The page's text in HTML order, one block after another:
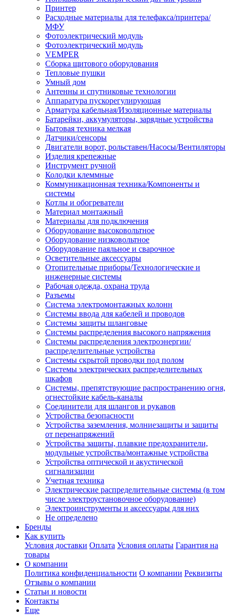
Принтер
Расходные материалы для телефакса/принтера/
МФУ
Фотоэлектрический модуль
Фотоэлектрический модуль
VEMPER
Сборка щитового оборудования
Тепловые пушки
Умный дом
Антенны и спутниковые технологии
Аппаратура пускорегулирующая
Арматура кабельная/Изоляционные материалы
Батарейки, аккумуляторы, зарядные устройства
Бытовая техника мелкая
Датчики/сенсоры
Двигатели ворот, рольставен/Насосы/Вентиляторы
Изделия крепежные
Инструмент ручной
Колодки клеммные
Коммуникационная техника/Компоненты и
системы
Котлы и обогреватели
Материал монтажный
Материалы для подключения
Оборудование высоковольтное
Оборудование низковольтное
Оборудование паяльное и сварочное
Осветительные аксессуары
Отопительные приборы/Технологические и
инженерные системы
Рабочая одежда, охрана труда
Разъемы
Система электромонтажных колонн
Системы ввода для кабелей и проводов
Системы защиты шланговые
Системы распределения высокого напряжения
Системы распределения электроэнергии/
распределительные устройства
Системы скрытой проводки под полом
Системы электрических распределительных
шкафов
Системы, препятствующие распространению огня,
огнестойкие кабель-каналы
Соединители для шлангов и рукавов
Устройства безопасности
Устройства заземления, молниезащиты и защиты
от перенапряжений
Устройства защиты, плавкие предохранители,
модульные устройства/монтажные устройства
Устройства оптической и акустической
сигнализации
Учетная техника
Электрические распределительные системы (в том
числе электроустановочное оборудование)
Электроинструменты и аксессуары для них
Не определено
Бренды
Как купить
Условия доставки Оплата Условия оплаты Гарантия на
товары
О компании
Политика конфиденциальности О компании Реквизиты
Отзывы о компании
Статьи и новости
Контакты
Еще